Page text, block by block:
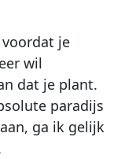
je
wil
dat je plant.
paradijs
ga ik gelijk